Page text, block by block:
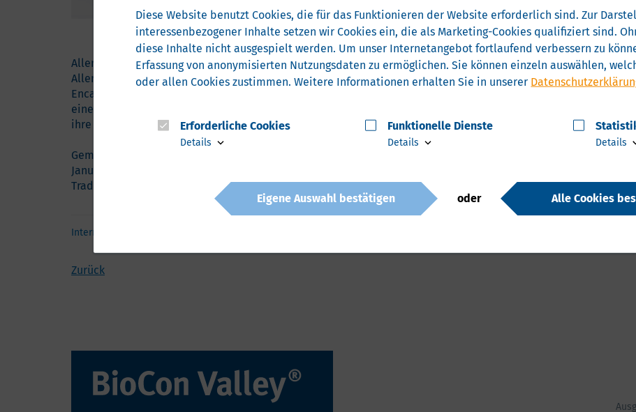
die höchsten, international anerkannten
Qualitätsstandards.
Allergo Health Care® begann vor mehr als 25 Jahren mit der Entwicklung und Produktion von
Allergikerbettwäsche. Heute umfasst das Portfolio des Unternehmens zwei erfolgreiche Marken für
Encasings: - ALLERGOCOVER® und Allergo Natur®. Mit Allergo® Encasings woillen das Unternehmen sie
eine gesunde Schlafumgebung schaffen, um Hausstaubmilbenallergikern und #Asthmatikern zu helfen,
ihre Symptome zu lindern.
Gemeinsam mit weiteren Unternehmen aus Norddeutschland ist Allergo Health Care® vom 24.-27.
Januar am von der BioCon Valley® GmbH mitorganisierten Norddeutschen Gemeinschaftsstand in der
Trade Center Arena an Stand SA.M37 auf der ARAB HEALTH 2022 zu finden.
Internationalisierung
Zurück
Diese Website benutzt Cookies, die für das Funktionieren der Website erforderlich sind. Zur
interessenbezogener Inhalte setzen wir Cookies ein, die als Marketing-Cookies qualifiziert sind.
diese Inhalte nicht ausgespielt werden. Um unser Internetangebot fortlaufend verbessern zu
Erfassung von anonymisierten Nutzungsdaten zu ermöglichen. Sie können einzeln auswählen,
oder allen Cookies zustimmen. Weitere Informationen erhalten Sie in unserer
Erforderliche Cookies
Details
Funktionelle Dienste
Details Details
Eigene Auswahl bestätigen oder Alle Cookies